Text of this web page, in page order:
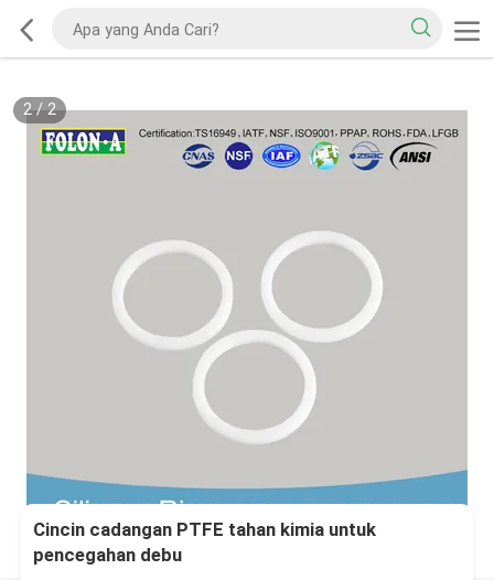
2/2
Cincin cadangan PTFE tahan kimia untuk
pencegahan debu